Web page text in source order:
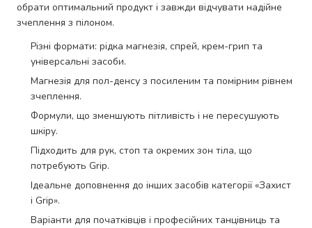
обрати оптимальний продукт і завжди відчувати надійне
зчеплення з пілоном.
Різні формати: рідка магнезія, спрей, крем-грип та
універсальні засоби.
Магнезія для пол-денсу з посиленим та помірним рівнем
зчеплення.
Формули, що зменшують пітливість і не пересушують
шкіру.
Підходить для рук, стоп та окремих зон тіла, що
потребують Grip.
Ідеальне доповнення до інших засобів категорії «Захист
і Grip».
Варіанти для початківців і професійних танцівниць та